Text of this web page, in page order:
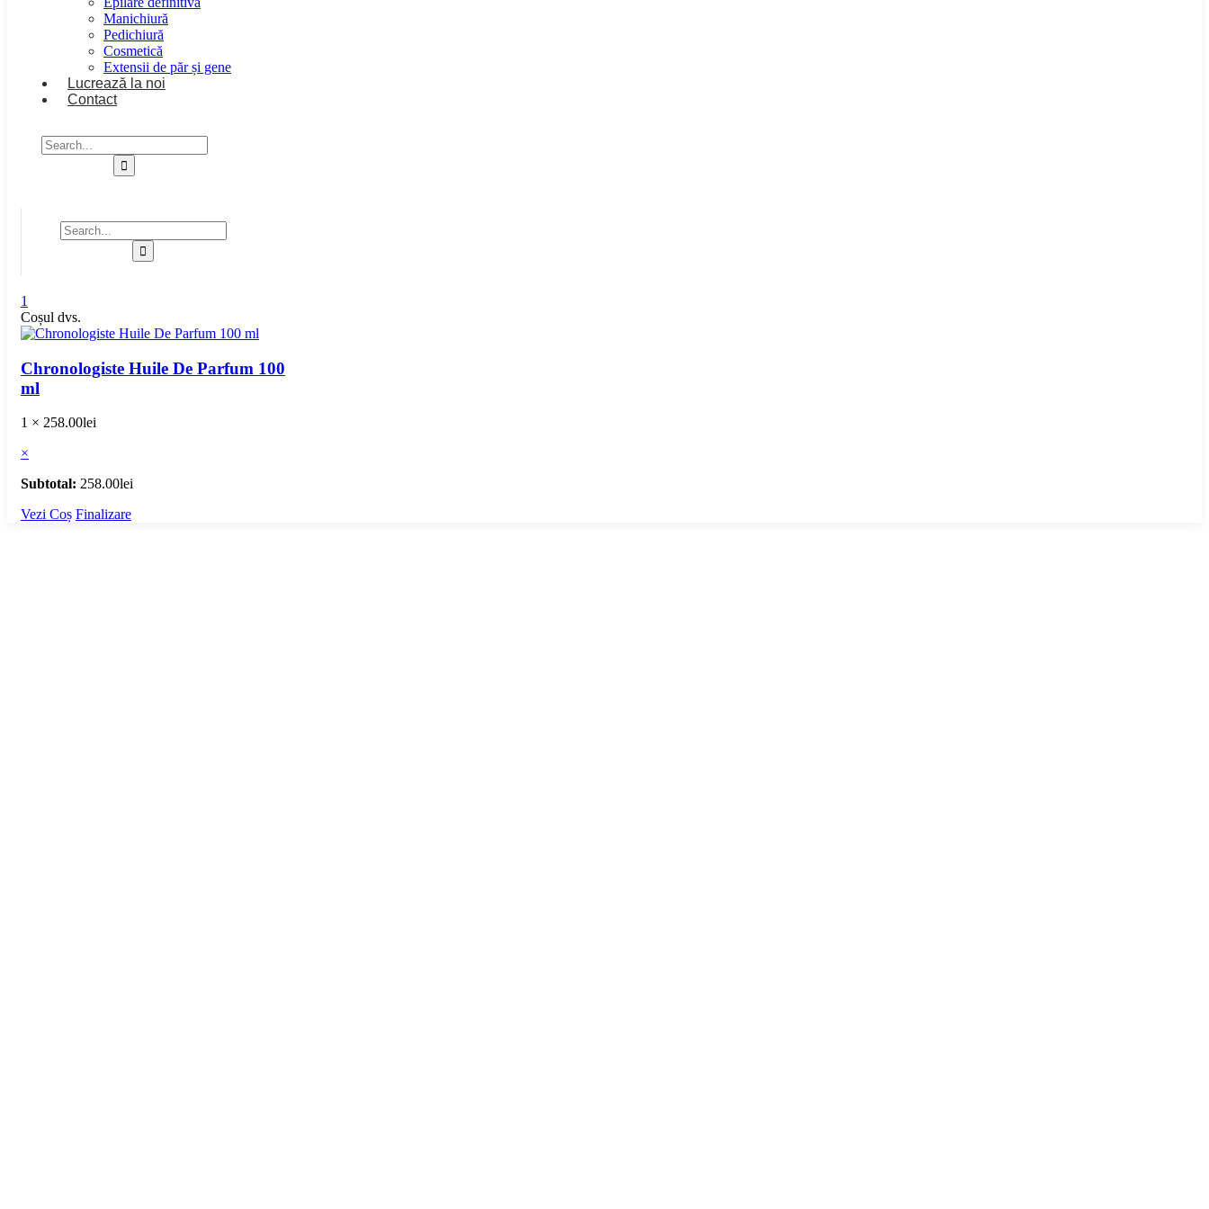
Manichiură
Pedichiură
Cosmetică
Extensii de păr și gene
Lucrează la noi
Contact
1
Coșul dvs.
Chronologiste Huile De Parfum 100
ml
1 × 258.00lei
×
Subtotal: 258.00lei
Vezi Coș Finalizare